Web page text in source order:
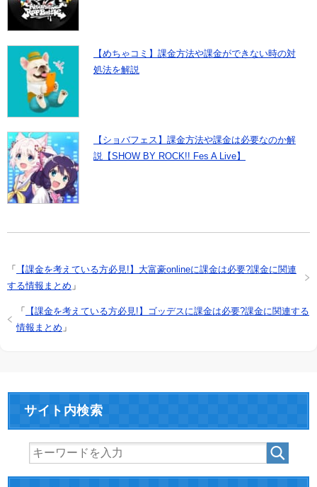
【めちゃコミ】課金方法や課金ができない時の対
処法を解説
【ショバフェス】課金方法や課金は必要なのか解
説【SHOW BY ROCK!! Fes A Live】
「
【課金を考えている方必見!】大富豪onlineに課金は必要?課金に関連
する情報まとめ 」
「 【課金を考えている方必見!】ゴッデスに課金は必要?課金に関連する
情報まとめ 」
サイト内検索